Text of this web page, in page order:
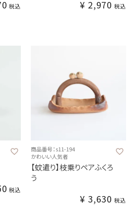
税込 ¥ 2,970 税込
税込
商品番号：s11-194
かわいい人気者
【蚊遣り】枝乗りペアふくろ
う
¥ 3,630 税込